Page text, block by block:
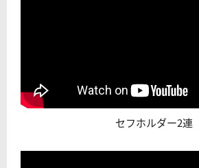
セフホルダー2連